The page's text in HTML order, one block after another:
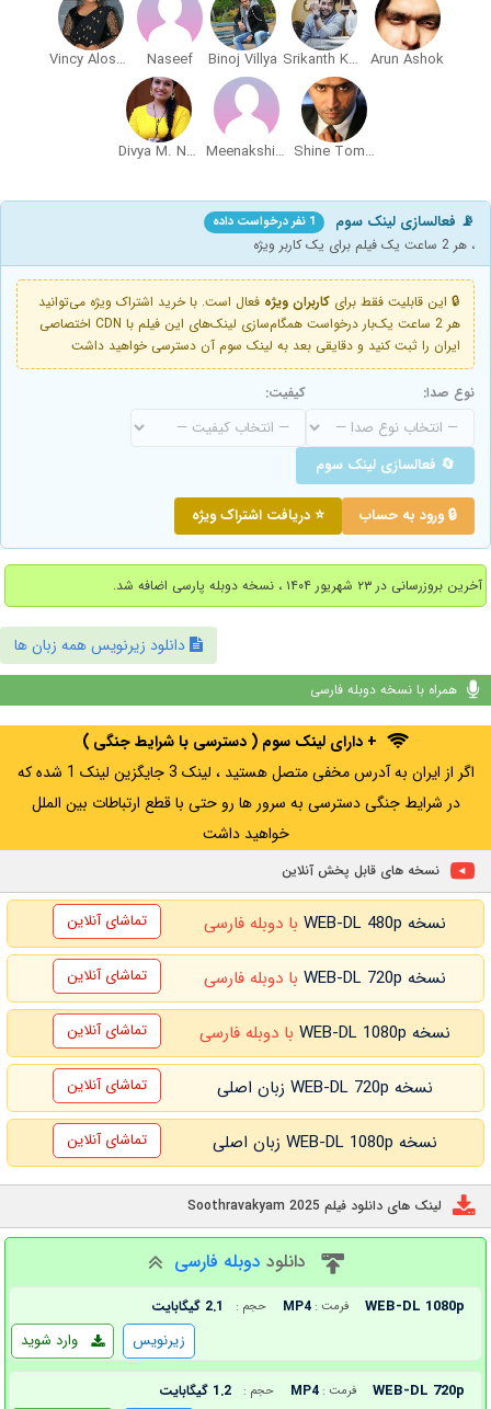
Arun Ashok
Srikanth Kandragula
Binoj Villya
Naseef
Vincy Aloshious
Shine Tom Chacko
Meenakshi Madhavi
Divya M. Nair
📡 فعالسازی لینک سوم 1 نفر درخواست داده
، هر 2 ساعت یک فیلم برای یک کاربر ویژه
🔒 این قابلیت فقط برای کاربران ویژه فعال است. با خرید اشتراک ویژه می‌توانید
هر 2 ساعت یک‌بار درخواست همگام‌سازی لینک‌های این فیلم با CDN اختصاصی
ایران را ثبت کنید و دقایقی بعد به لینک سوم آن دسترسی خواهید داشت
نوع صدا: کیفیت:
🔄 فعالسازی لینک سوم
🔒 ورود به حساب ⭐ دریافت اشتراک ویژه
آخرین بروزرسانی در ۲۳ شهریور ۱۴۰۴ ، نسخه دوبله پارسی اضافه شد.
دانلود زیرنویس همه زبان ها
همراه با نسخه دوبله فارسی
+ دارای لینک سوم ( دسترسی با شرایط جنگی )
اگر از ایران به آدرس مخفی متصل هستید ، لینک 3 جایگزین لینک 1 شده که
در شرایط جنگی دسترسی به سرور ها رو حتی با قطع ارتباطات بین الملل
خواهید داشت
نسخه های قابل پخش آنلاین
نسخه WEB-DL 480p با دوبله فارسی تماشای آنلاین
نسخه WEB-DL 720p با دوبله فارسی تماشای آنلاین
نسخه WEB-DL 1080p با دوبله فارسی تماشای آنلاین
نسخه WEB-DL 720p زبان اصلی تماشای آنلاین
نسخه WEB-DL 1080p زبان اصلی تماشای آنلاین
لینک های دانلود فیلم Soothravakyam 2025
دانلود دوبله فارسی
WEB-DL 1080p فرمت : MP4 حجم : 2.1 گیگابایت
وارد شوید زیرنویس
WEB-DL 720p فرمت : MP4 حجم : 1.2 گیگابایت